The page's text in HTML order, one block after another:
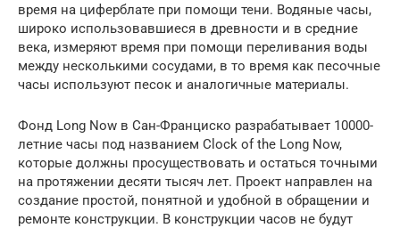
время на циферблате при помощи тени. Водяные часы,
широко использовавшиеся в древности и в средние
века, измеряют время при помощи переливания воды
между несколькими сосудами, в то время как песочные
часы используют песок и аналогичные материалы.
Фонд Long Now в Сан-Франциско разрабатывает 10000-
летние часы под названием Clock of the Long Now,
которые должны просуществовать и остаться точными
на протяжении десяти тысяч лет. Проект направлен на
создание простой, понятной и удобной в обращении и
ремонте конструкции. В конструкции часов не будут